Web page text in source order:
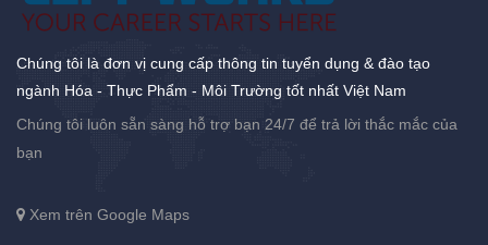
Chúng tôi là đơn vị cung cấp thông tin tuyển dụng & đào tạo
ngành Hóa - Thực Phẩm - Môi Trường tốt nhất Việt Nam
Chúng tôi luôn sẵn sàng hỗ trợ bạn 24/7 để trả lời thắc mắc của
bạn
Xem trên Google Maps